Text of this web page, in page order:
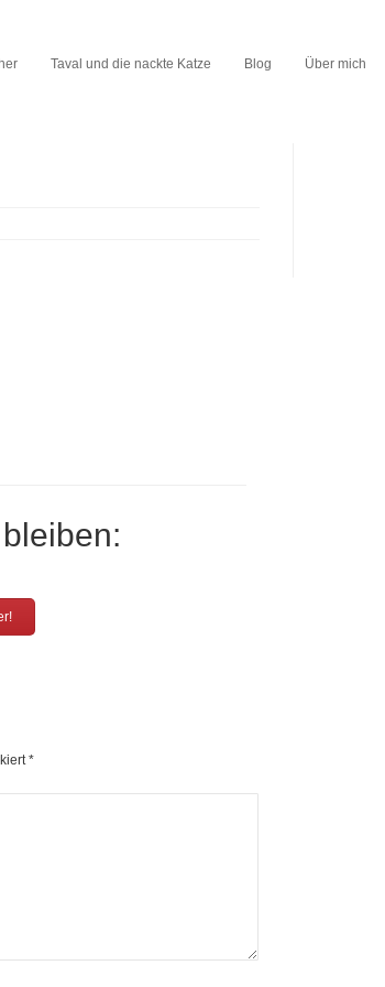
Taval und die nackte Katze Blog Über mich
*